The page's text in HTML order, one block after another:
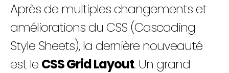
FR EN
Après de multiples changements et
améliorations du CSS (Cascading
Style Sheets), la dernière nouveauté
est le CSS Grid Layout. Un grand